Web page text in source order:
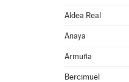
Aldea Real
Anaya
Armuña
Bercimuel